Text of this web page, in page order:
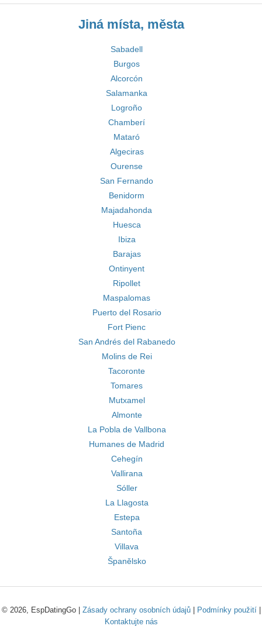
Jiná místa, města
Sabadell
Burgos
Alcorcón
Salamanka
Logroño
Chamberí
Mataró
Algeciras
Ourense
San Fernando
Benidorm
Majadahonda
Huesca
Ibiza
Barajas
Ontinyent
Ripollet
Maspalomas
Puerto del Rosario
Fort Pienc
San Andrés del Rabanedo
Molins de Rei
Tacoronte
Tomares
Mutxamel
Almonte
La Pobla de Vallbona
Humanes de Madrid
Cehegín
Vallirana
Sóller
La Llagosta
Estepa
Santoña
Villava
Španělsko
© 2026, EspDatingGo | Zásady ochrany osobních údajů| Podmínky použití|
Kontaktujte nás